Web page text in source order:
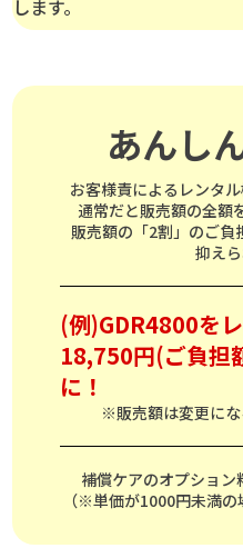
します。
あんし
お客様責によるレンタ
通常だと販売額の全額
販売額の「2割」のご負
抑えら
(例)GDR4800を
18,750円(ご負
に！
※販売額は変更に
補償ケアのオプショ
（※単価が1000円未満